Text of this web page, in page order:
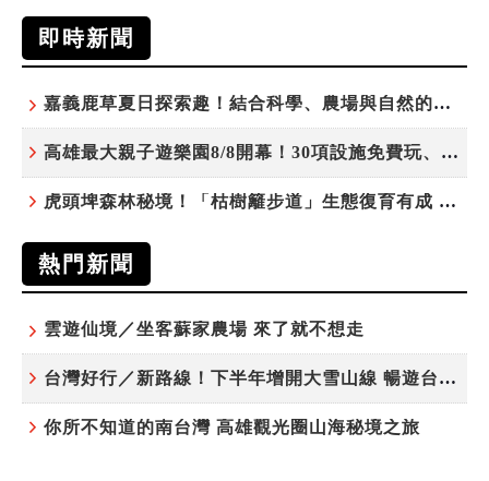
即時新聞
嘉義鹿草夏日探索趣！結合科學、農場與自然的親子小旅行
高雄最大親子遊樂園8/8開幕！30項設施免費玩、YOYO家族嗨翻暑假
虎頭埤森林秘境！「枯樹籬步道」生態復育有成 走進大自然生命教室
熱門新聞
雲遊仙境／坐客蘇家農場 來了就不想走
台灣好行／新路線！下半年增開大雪山線 暢遊台中更便利
你所不知道的南台灣 高雄觀光圈山海秘境之旅